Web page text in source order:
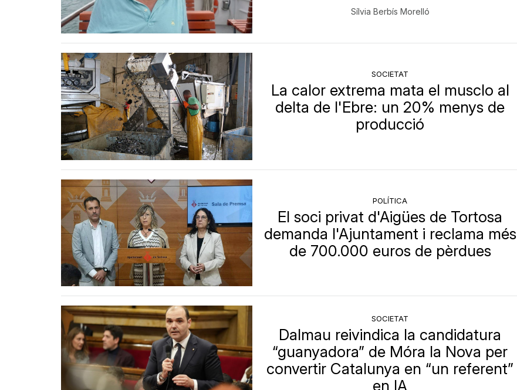
Sílvia Berbís Morelló
SOCIETAT
La calor extrema mata el musclo al
delta de l'Ebre: un 20% menys de
producció
POLÍTICA
El soci privat d'Aigües de Tortosa
demanda l'Ajuntament i reclama més
de 700.000 euros de pèrdues
SOCIETAT
Dalmau reivindica la candidatura
“guanyadora” de Móra la Nova per
convertir Catalunya en “un referent”
en IA